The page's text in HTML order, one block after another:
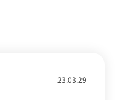
23.03.29